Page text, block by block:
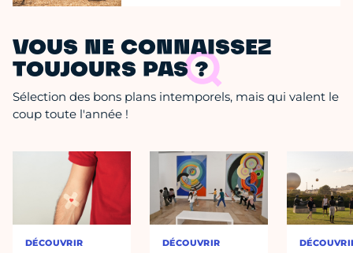
VOUS NE CONNAISSEZ
TOUJOURS PAS ?
Sélection des bons plans intemporels, mais qui valent le
coup toute l'année !
DÉCOUVRIR DÉCOUVRIR